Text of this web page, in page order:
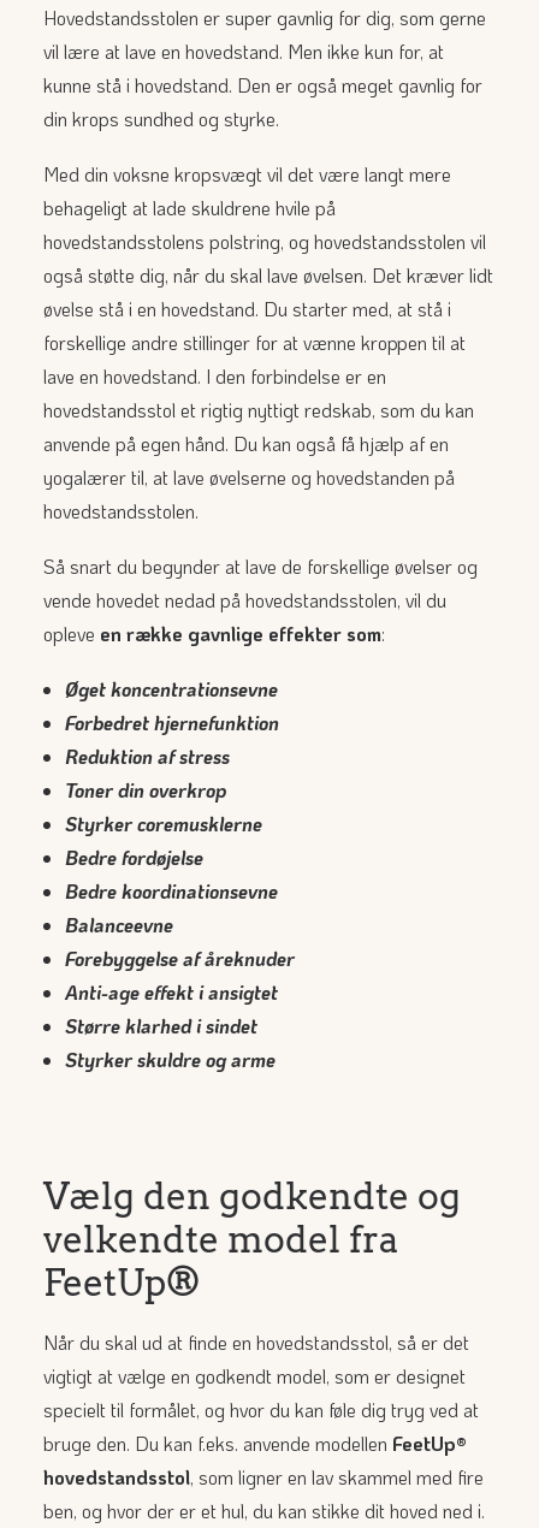
Hovedstandsstolen er super gavnlig for dig, som gerne
vil lære at lave en hovedstand. Men ikke kun for, at
kunne stå i hovedstand. Den er også meget gavnlig for
din krops sundhed og styrke.
Med din voksne kropsvægt vil det være langt mere
behageligt at lade skuldrene hvile på
hovedstandsstolens polstring, og hovedstandsstolen vil
også støtte dig, når du skal lave øvelsen. Det kræver lidt
øvelse stå i en hovedstand. Du starter med, at stå i
forskellige andre stillinger for at vænne kroppen til at
lave en hovedstand. I den forbindelse er en
hovedstandsstol et rigtig nyttigt redskab, som du kan
anvende på egen hånd. Du kan også få hjælp af en
yogalærer til, at lave øvelserne og hovedstanden på
hovedstandsstolen.
Så snart du begynder at lave de forskellige øvelser og
vende hovedet nedad på hovedstandsstolen, vil du
opleve en række gavnlige effekter som:
Øget koncentrationsevne
Forbedret hjernefunktion
Reduktion af stress
Toner din overkrop
Styrker coremusklerne
Bedre fordøjelse
Bedre koordinationsevne
Balanceevne
Forebyggelse af åreknuder
Anti-age effekt i ansigtet
Større klarhed i sindet
Styrker skuldre og arme
Vælg den godkendte og
velkendte model fra
FeetUp®
Når du skal ud at finde en hovedstandsstol, så er det
vigtigt at vælge en godkendt model, som er designet
specielt til formålet, og hvor du kan føle dig tryg ved at
bruge den. Du kan f.eks. anvende modellen FeetUp®
hovedstandsstol, som ligner en lav skammel med fire
ben, og hvor der er et hul, du kan stikke dit hoved ned i.